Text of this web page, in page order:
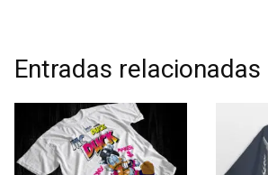
Entradas relacionadas